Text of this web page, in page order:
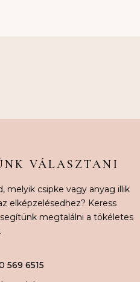
VÁLASZTANI
melyik csipke vagy anyag illik
elképzelésedhez? Keress
megtalálni a tökéletes
569 6515